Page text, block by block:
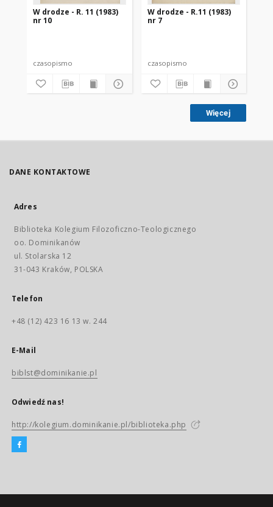
W drodze - R. 11 (1983)
nr 10
czasopismo
W drodze - R.11 (1983)
nr 7
czasopismo
Więcej
DANE KONTAKTOWE
Adres
Biblioteka Kolegium Filozoficzno-Teologicznego
oo. Dominikanów
ul. Stolarska 12
31-043 Kraków, POLSKA
Telefon
+48 (12) 423 16 13 w. 244
E-Mail
biblst@dominikanie.pl
Odwiedź nas!
http://kolegium.dominikanie.pl/biblioteka.php